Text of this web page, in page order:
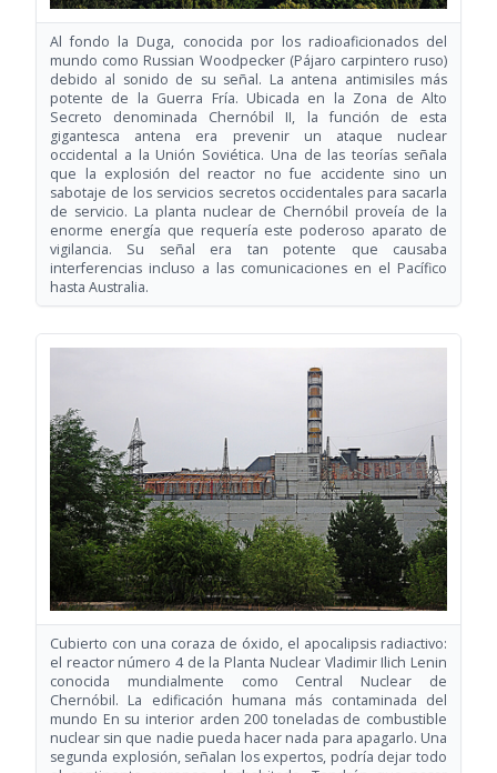
Al fondo la Duga, conocida por los radioaficionados del
mundo como Russian Woodpecker (Pájaro carpintero ruso)
debido al sonido de su señal. La antena antimisiles más
potente de la Guerra Fría. Ubicada en la Zona de Alto
Secreto denominada Chernóbil II, la función de esta
gigantesca antena era prevenir un ataque nuclear
occidental a la Unión Soviética. Una de las teorías señala
que la explosión del reactor no fue accidente sino un
sabotaje de los servicios secretos occidentales para sacarla
de servicio. La planta nuclear de Chernóbil proveía de la
enorme energía que requería este poderoso aparato de
vigilancia. Su señal era tan potente que causaba
interferencias incluso a las comunicaciones en el Pacífico
hasta Australia.
Cubierto con una coraza de óxido, el apocalipsis radiactivo:
el reactor número 4 de la Planta Nuclear Vladimir Ilich Lenin
conocida mundialmente como Central Nuclear de
Chernóbil. La edificación humana más contaminada del
mundo En su interior arden 200 toneladas de combustible
nuclear sin que nadie pueda hacer nada para apagarlo. Una
segunda explosión, señalan los expertos, podría dejar todo